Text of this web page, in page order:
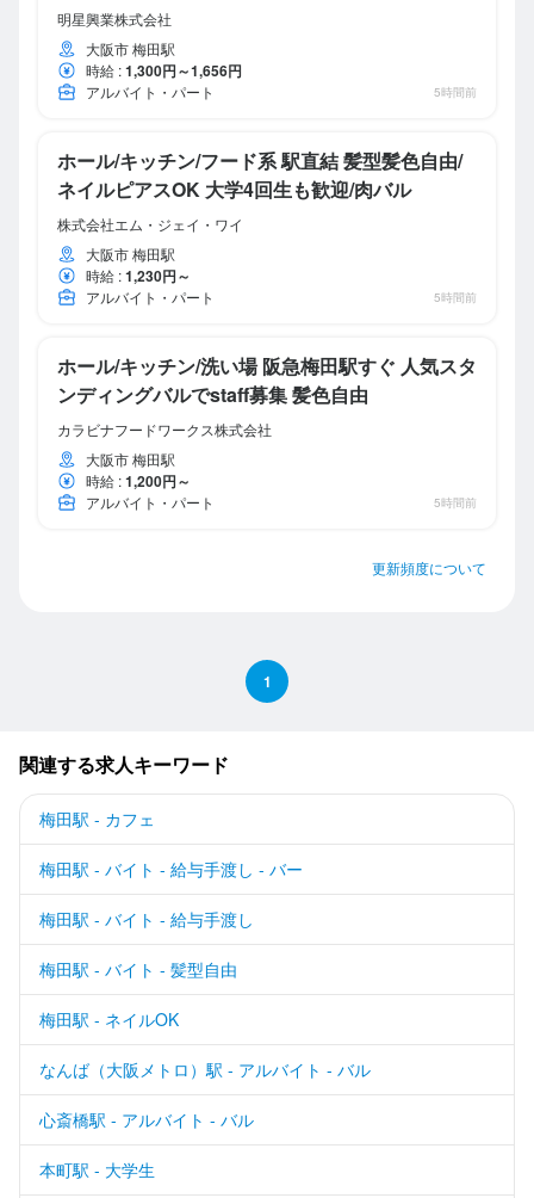
明星興業株式会社
大阪市 梅田駅
時給 :1,300円～1,656円
アルバイト・パート 5時間前
ホール/キッチン/フード系 駅直結 髪型髪色自由/
ネイルピアスOK 大学4回生も歓迎/肉バル
株式会社エム・ジェイ・ワイ
大阪市 梅田駅
時給 :1,230円～
アルバイト・パート 5時間前
ホール/キッチン/洗い場 阪急梅田駅すぐ 人気スタ
ンディングバルでstaff募集 髪色自由
カラビナフードワークス株式会社
大阪市 梅田駅
時給 :1,200円～
アルバイト・パート 5時間前
更新頻度について
1
関連する求人キーワード
梅田駅 - カフェ
梅田駅 - バイト - 給与手渡し - バー
梅田駅 - バイト - 給与手渡し
梅田駅 - バイト - 髪型自由
梅田駅 - ネイルOK
なんば（大阪メトロ）駅 - アルバイト - バル
心斎橋駅 - アルバイト - バル
本町駅 - 大学生